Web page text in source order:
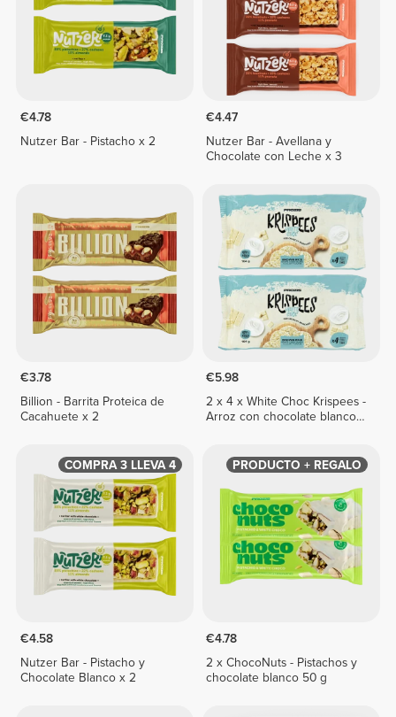
€4.78
Nutzer Bar - Pistacho x 2
€4.47
Nutzer Bar - Avellana y
Chocolate con Leche x 3
€3.78
Billion - Barrita Proteica de
Cacahuete x 2
€5.98
2 x 4 x White Choc Krispees -
Arroz con chocolate blanco y
COMPRA 3 LLEVA 4
€4.58
Nutzer Bar - Pistacho y
Chocolate Blanco x 2
PRODUCTO + REGALO
€4.78
2 x ChocoNuts - Pistachos y
chocolate blanco 50 g